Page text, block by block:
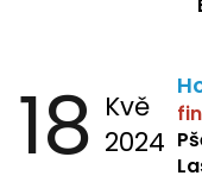
18 Kvě
2024